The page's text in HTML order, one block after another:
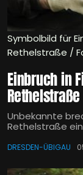
Symbolbild für
Rethelstraße /
Einbruch in
Rethelstraße
Unbekannte
Rethelstraße
DRESDEN-ÜBIGAU